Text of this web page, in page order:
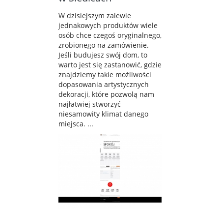
W dzisiejszym zalewie
jednakowych produktów wiele
osób chce czegoś oryginalnego,
zrobionego na zamówienie.
Jeśli budujesz swój dom, to
warto jest się zastanowić, gdzie
znajdziemy takie możliwości
dopasowania artystycznych
dekoracji, które pozwolą nam
najłatwiej stworzyć
niesamowity klimat danego
miejsca. ...